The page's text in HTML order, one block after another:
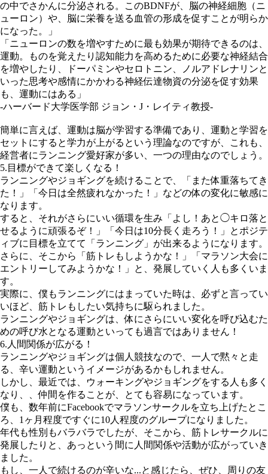
の中でさかんに分泌される。このBDNFが、脳の神経細胞（ニ
ューロン）や、脳に栄養を送る血管の形成を促すことが明らか
になった。」
「ニューロンの数を増やすために最も効果が期待できるのは、
運動。ものを覚えたり認知能力を高めるために必要な神経結合
を増やしたり、ドーパミンやセロトニン、ノルアドレナリンと
いった思考や感情にかかわる神経伝達物資の分泌を促す効果
も、運動にはある」
-ハーバード大学医学部 ジョン・J・レイティ教授-
簡単に言えば、運動は脳が学習する準備であり、運動と学習を
セットにすると学力が上がるという理論なのですが、これも、
経営者にランニング愛好家が多い、一つの理由なのでしょう。
5.目標ができて楽しくなる！
ランニングやジョギングを続けることで、「また体重落ちてき
た！」「今日は全然疲れなかった！」などの体の変化に敏感に
なります。
すると、それがさらにいい循環を生み「よし！あと◯キロ落と
せるように頑張るぞ！」「今日は10分長く走ろう！」とポジテ
ィブに目標を立てて「ランニング」が出来るようになります。
さらに、そこから「筋トレもしようかな！」「マラソン大会に
エントリーしてみようかな！」と、発展していく人も多くいま
す。
実際に、僕もランニングにはまっていた時は、必ずと言ってい
いほど、筋トレもしたい気持ちに駆られました。
ランニングやジョギングは、体にさらにいい変化を呼び込むた
めの呼び水となる運動といっても過言ではありません！
6.人間関係が広がる！
ランニングやジョギングは個人競技なので、一人で黙々と走
る、辛い運動というイメージがあるかもしれません。
しかし、最近では、ウォーキングやジョギングをする人も多く
なり、、仲間を作ることが、とても容易になっています。
僕も、数年前にFacebookでマラソンサークルを立ち上げたとこ
ろ、1ヶ月程度ですぐに10人程度のグループになりました。
年代も性別もバラバラでしたが、そこから、筋トレサークルに
発展したりと、あっという間に人間関係や活動が広がっていき
ました。
もし、一人で続けるのが辛いな...と感じたら、ぜひ、周りの友